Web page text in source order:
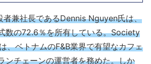
兼社長であるDennis Nguyen氏は、
数の72.6％を所有している。Society
、ベトナムのF&B業界で有望なカフェ
ンチェーンの運営者を務めた。しか